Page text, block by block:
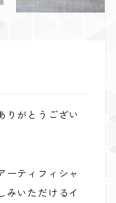
りがとうござい
ーティフィシャ
みいただけるイ